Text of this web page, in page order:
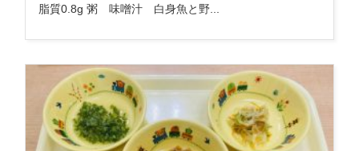
脂質0.8g 粥 味噌汁 白身魚と野...